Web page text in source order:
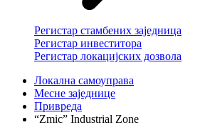
Регистар стамбених заједница
Регистар инвеститора
Регистар локацијских дозвола
Локална самоуправа
Месне заједнице
Привреда
“Zmic” Industrial Zone